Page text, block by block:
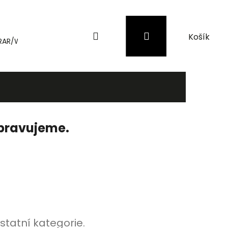
WinRAR Záložní zdroje (UPS) a přepěťové
PřihlášeníNákupní
košík
kategorie.